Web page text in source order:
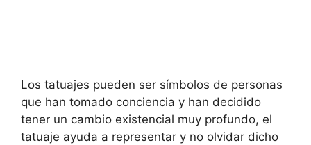
Los tatuajes pueden ser símbolos de personas
que han tomado conciencia y han decidido
tener un cambio existencial muy profundo, el
tatuaje ayuda a representar y no olvidar dicho